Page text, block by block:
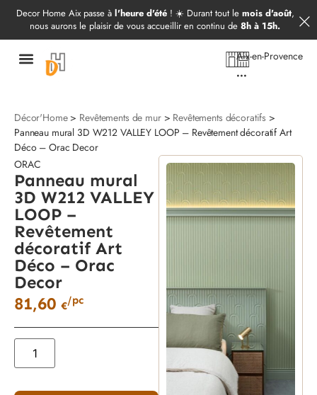
Decor Home Aix passe à l'heure d'été ! ☀️ Durant tout le mois d'août,
nous aurons le plaisir de vous accueillir en continu de 8h à 15h.
Aix-en-Provence
...
Décor'Home> Revêtements de mur> Revêtements décoratifs >
Panneau mural 3D W212 VALLEY LOOP – Revêtement décoratif Art
Déco – Orac Decor
ORAC
Panneau mural
3D W212 VALLEY
LOOP –
Revêtement
décoratif Art
Déco – Orac
Decor
81,60 €/pc